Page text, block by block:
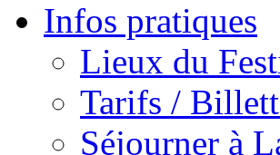
Infos pratiques
Lieux du
Tarifs /
Séjourner à